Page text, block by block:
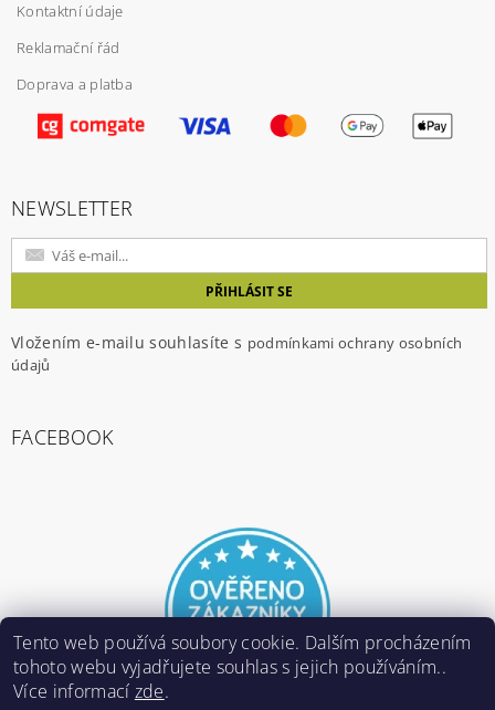
Vložením hodnocení souhlasíte spodmínkami
ochrany osobních údajů
Kontaktní údaje
Reklamační řád
Doprava a platba
NEWSLETTER
Vložením e-mailu souhlasíte s podmínkami ochrany osobních
údajů
FACEBOOK
Tento web používá soubory cookie. Dalším procházením
tohoto webu vyjadřujete souhlas s jejich používáním..
Více informací zde.